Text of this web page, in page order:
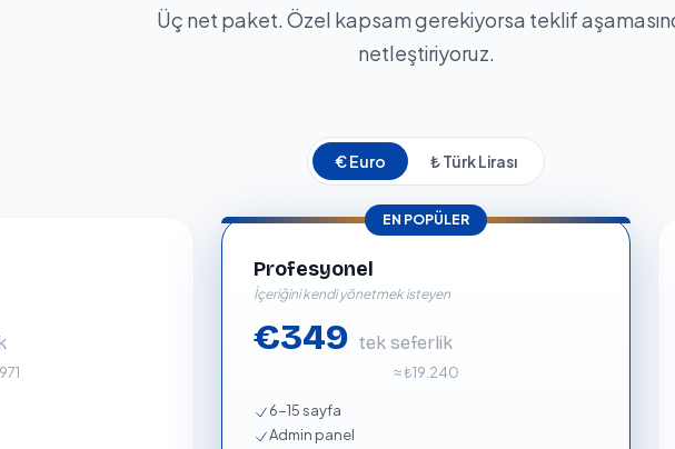
Üç net paket. Özel kapsam gerekiyorsa teklif
netleştiriyoruz.
€ Euro ₺ Türk Lirası
EN POPÜLER
Profesyonel
İçeriğini kendi yönetmek isteyen
€349 tek seferlik
≈ ₺19.240
6-15 sayfa
Admin panel